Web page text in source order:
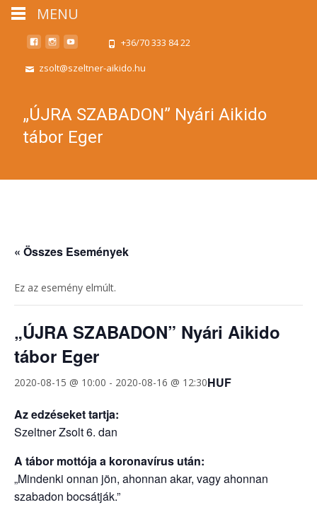
+36/70 333 84 22
zsolt@szeltner-aikido.hu
„ÚJRA SZABADON” Nyári Aikido
tábor Eger
« Összes Események
Ez az esemény elmúlt.
„ÚJRA SZABADON” Nyári Aikido
tábor Eger
2020-08-15 @ 10:00 - 2020-08-16 @ 12:30HUF
Az edzéseket tartja:
Szeltner Zsolt 6. dan
A tábor mottója a koronavírus után:
„Mindenki onnan jön, ahonnan akar, vagy ahonnan
szabadon bocsátják.”
MENU